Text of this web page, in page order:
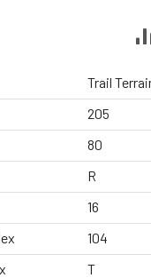
Trail
205
80
R
16
104
T